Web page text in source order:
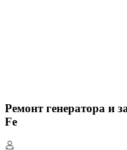
Ремонт генератора и
Fe